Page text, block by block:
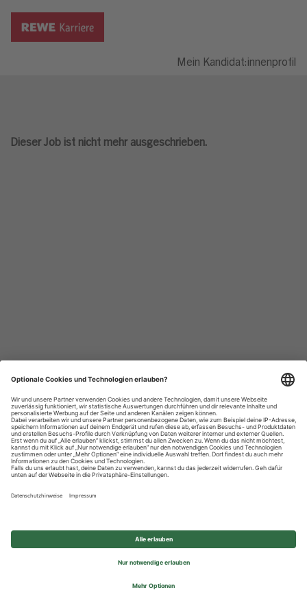
Mein Kandidat:innenprofil
Dieser Job ist nicht mehr ausgeschrieben.
Datenschutzhinweise
Impressum
Privatsphäre-Einstellungen
© 2026 REWE Group - All rights reserved